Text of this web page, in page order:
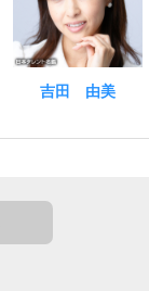
吉田 由美